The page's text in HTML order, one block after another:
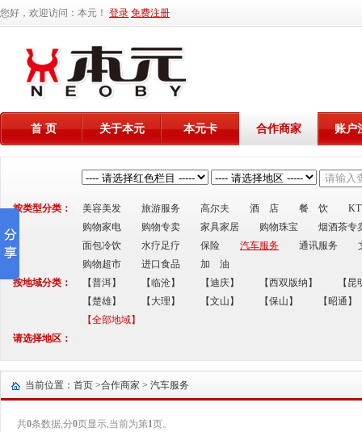
您好，欢迎访问：本元！ 登录 免费注册
首 页 关于本元 本元卡 合作商家 账户
按类型分类： 美容美发 旅游服务 高尔夫 酒 店 餐 饮
购物家电
购物专卖 家具家居 购物珠宝
烟酒茶专
面包冷饮
水疗足疗 保险 汽车服务 通讯服务
购物超市
进口食品
加 油
按地域分类：
【普洱】 【临沧】 【迪庆】 【西双版纳】
【昆
【楚雄】
【大理】 【文山】 【保山】
【昭通】
【全部地域】
请选择地区：
当前位置：首页 >合作商家 > 汽车服务
共0条数据,分0页显示,当前为第1页。